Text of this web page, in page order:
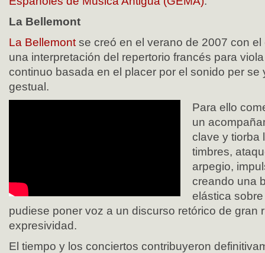
La Bellemont
La Bellemont se creó en el verano de 2007 con
una interpretación del repertorio francés para
continuo basada en el placer por el sonido per se
gestual.
Para ello
un
clave y tiorba
timbres,
arpegio,
creando una
elástica
pudiese poner voz a un discurso retórico de gran
expresividad.
El tiempo y los conciertos contribuyeron